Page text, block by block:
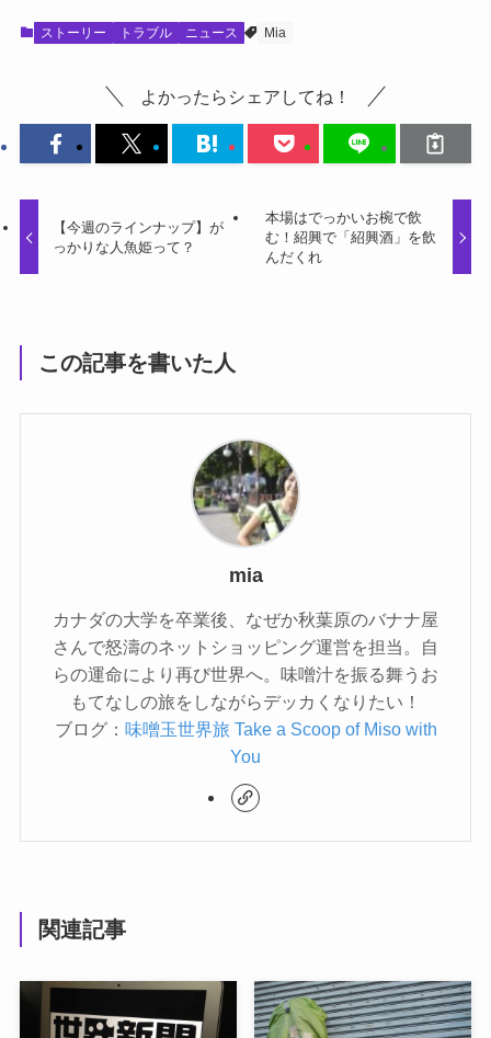
ストーリー トラブル ニュース Mia
よかったらシェアしてね！
【今週のラインナップ】が
っかりな人魚姫って？
本場はでっかいお椀で飲
む！紹興で「紹興酒」を飲
んだくれ
この記事を書いた人
mia
カナダの大学を卒業後、なぜか秋葉原のバナナ屋
さんで怒濤のネットショッピング運営を担当。自
らの運命により再び世界へ。味噌汁を振る舞うお
もてなしの旅をしながらデッカくなりたい！
ブログ： 味噌玉世界旅 Take a Scoop of Miso with
You
関連記事